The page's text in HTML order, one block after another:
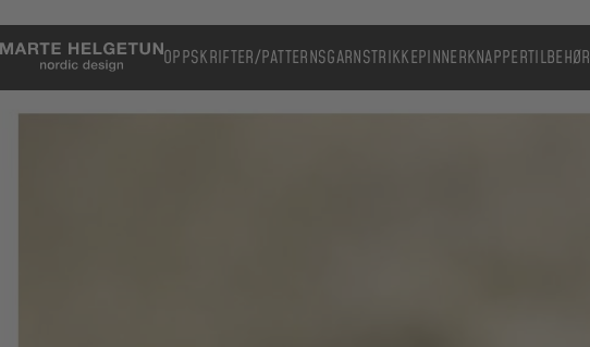
OPPSKRIFTER/PATTERNSGARNSTRIKKEPINNERKNAPPERTILBEHØR